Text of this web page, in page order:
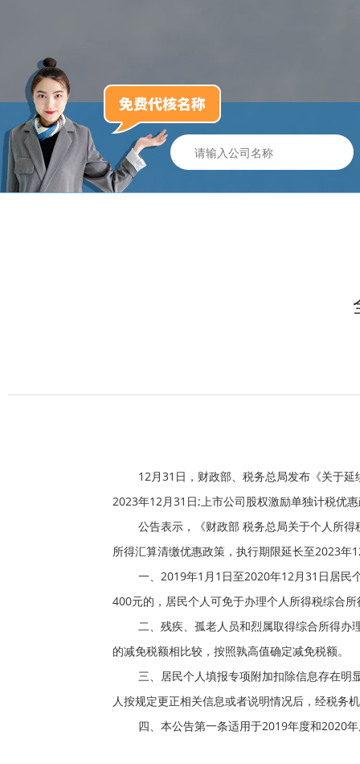
12月31 日，财政部、税务总局发布《关于
2023年12月31 日;上市公司股权激励单独计税优
公告表示，《财政部 税务总局关于个人所
所得汇算清缴优惠政策，执行期限延长至2023年
一、 2019年1 月 1 日至2020年12月31 日居民
400元的，居民个人可免于办理个人所得税综合
二、残疾、孤老人员和烈属取得综合所得办
的减免税额相比较，按照孰高值确定减免税额。
三、居民个人填报专项附加扣除信息存在明
人按规定更正相关信息或者说明情况后，经税务
四、本公告第一条适用于2019年度和2020